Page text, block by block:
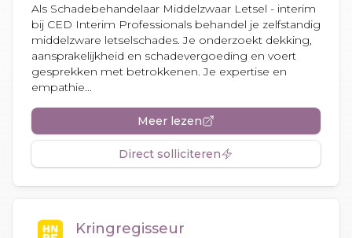
Als Schadebehandelaar Middelzwaar Letsel - interim
bij CED Interim Professionals behandel je zelfstandig
middelzware letselschades. Je onderzoekt dekking,
aansprakelijkheid en schadevergoeding en voert
gesprekken met betrokkenen. Je expertise en
empathie...
Meer lezen
Direct solliciteren
Kringregisseur